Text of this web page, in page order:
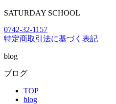
SATURDAY SCHOOL
0742-32-1157
特定商取引法に基づく表記
blog
ブログ
TOP
blog